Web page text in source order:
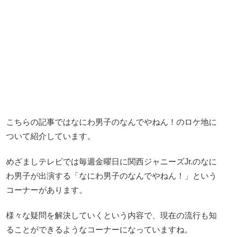
こちらの記事ではなにわ男子のなんでやねん！のロケ地に
ついて紹介しています。
めざましテレビでは毎週金曜日に関西ジャニーズJr.のなに
わ男子が出演する「なにわ男子のなんでやねん！」という
コーナーがあります。
様々な疑問を解決していくという内容で、現在の流行も知
ることができるようなコーナーになっていますね。